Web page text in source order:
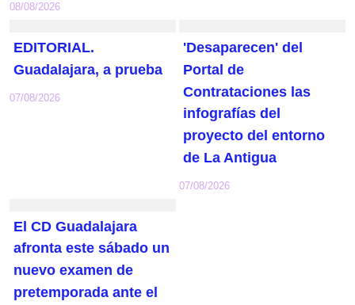
08/08/2026
EDITORIAL.
Guadalajara, a prueba
07/08/2026
'Desaparecen' del
Portal de
Contrataciones las
infografías del
proyecto del entorno
de La Antigua
07/08/2026
El CD Guadalajara
afronta este sábado un
nuevo examen de
pretemporada ante el